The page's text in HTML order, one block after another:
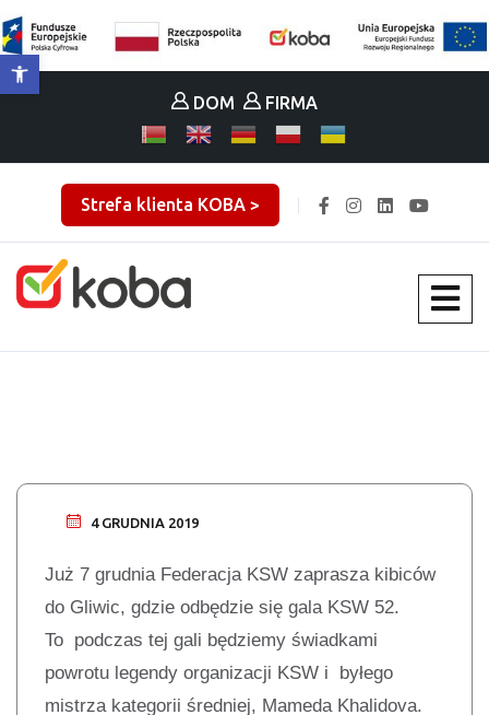
DOM FIRMA
Strefa klienta KOBA >
4 GRUDNIA 2019
Już 7 grudnia Federacja KSW zaprasza kibiców
do Gliwic, gdzie odbędzie się gala KSW 52.
To podczas tej gali będziemy świadkami
powrotu legendy organizacji KSW i byłego
mistrza kategorii średniej, Mameda Khalidova.
Otwórz pasek narzędzi